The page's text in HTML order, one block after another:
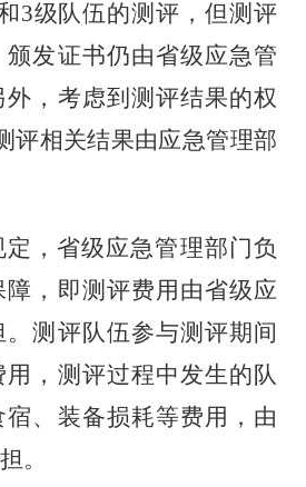
3级队伍的测评，但测评
颁发证书仍由省级应急管
，考虑到测评结果的权
评相关结果由应急管理部
定，省级应急管理部门负
，即测评费用由省级应
测评队伍参与测评期间
，测评过程中发生的队
、装备损耗等费用，由
。